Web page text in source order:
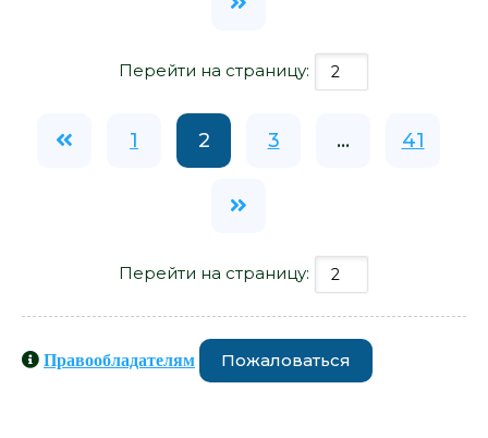
Перейти на страницу:
1 2 3 ... 41
Перейти на страницу:
Правообладателям Пожаловаться